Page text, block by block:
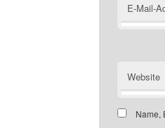
E-Mail-
Website
Name,